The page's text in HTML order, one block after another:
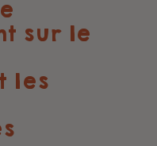
sur le
les